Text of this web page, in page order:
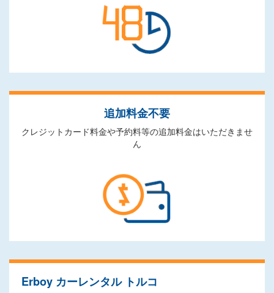
追加料金不要
クレジットカード料金や予約料等の追加料金はいただきませ
ん
Erboy カーレンタル トルコ